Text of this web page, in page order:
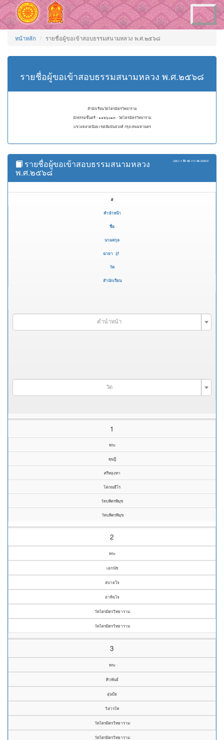
Toggle
navigation
หน้าหลัก รายชื่อผู้ขอเข้าสอบธรรมสนามหลวง พ.ศ.๒๕๖๘
รายชื่อผู้ขอเข้าสอบธรรมสนามหลวง พ.ศ.๒๕๖๘
สำนักเรียนวัดไตรมิตรวิทยาราม
นักธรรมชั้นตรี - ๑๑๒๖๐๑๓ - วัดไตรมิตรวิทยาราม
แขวงตลาดน้อย เขตสัมพันธวงศ์ กรุงเทพมหานคร
แสดง 1 ถึง 46 จาก 46 ผลลัพธ์
รายชื่อผู้ขอเข้าสอบธรรมสนามหลวง
พ.ศ.๒๕๖๘
#
คำนำหน้า
ชื่อ
นามสกุล
ฉายา
วัด
สำนักเรียน
คำนำหน้า
วัด
1
พระ
ดุษฎี
ศรีทองทา
โสภณธีโร
วัดบพิตรพิมุข
วัดบพิตรพิมุข
2
พระ
เอกนัช
สบายใจ
อาทิจฺโจ
วัดไตรมิตรวิทยาราม
วัดไตรมิตรวิทยาราม
3
พระ
ศิวพันธ์
อุ่นป้อ
วิสารโท
วัดไตรมิตรวิทยาราม
วัดไตรมิตรวิทยาราม